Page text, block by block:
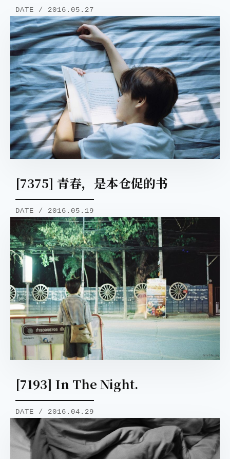
DATE / 2016.05.27
[7375] 青春，是本仓促的书
DATE / 2016.05.19
[7193] In The Night.
DATE / 2016.04.29